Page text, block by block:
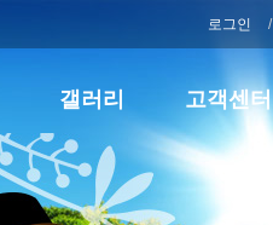
로그인
갤러리 고객센터